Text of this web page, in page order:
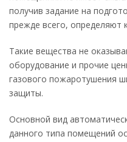
получив задание на
прежде всего, определяют
Такие вещества не
оборудование и прочие
газового пожаротушения
защиты.
Основной вид
данного типа помещений